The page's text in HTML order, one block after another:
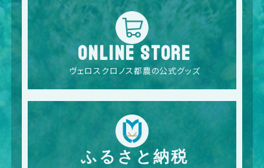
ONLINE STORE
ヴェロスクロノス都農の公式グッズ
ふるさと納税